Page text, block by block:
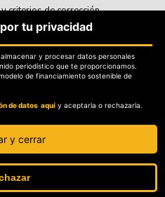
criterios de corrección.
a pedidos de retiro de contenidos.
OjoPúblico.
tu privacidad
y procesar datos personales
periodístico que te proporcionamos.
de financiamiento sostenible de
de datos aquí y aceptarla o rechazarla.
y cerrar